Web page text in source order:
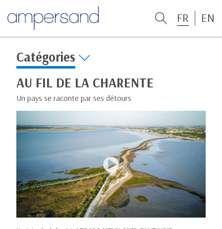
FR EN
Catégories
AU FIL DE LA CHARENTE
Un pays se raconte par ses détours